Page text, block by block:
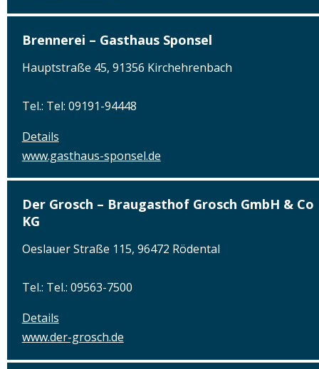
Brennerei – Gasthaus Sponsel
Hauptstraße 45, 91356 Kirchehrenbach
Tel.: Tel: 09191-94448
Details
www.gasthaus-sponsel.de
Der Grosch – Braugasthof Grosch GmbH & Co
KG
Oeslauer Straße 115, 96472 Rödental
Tel.: Tel.: 09563-7500
Details
www.der-grosch.de